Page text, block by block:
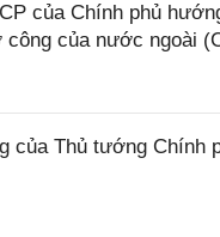
của Chính phủ
của nước ngoài
của Thủ tướng Chính